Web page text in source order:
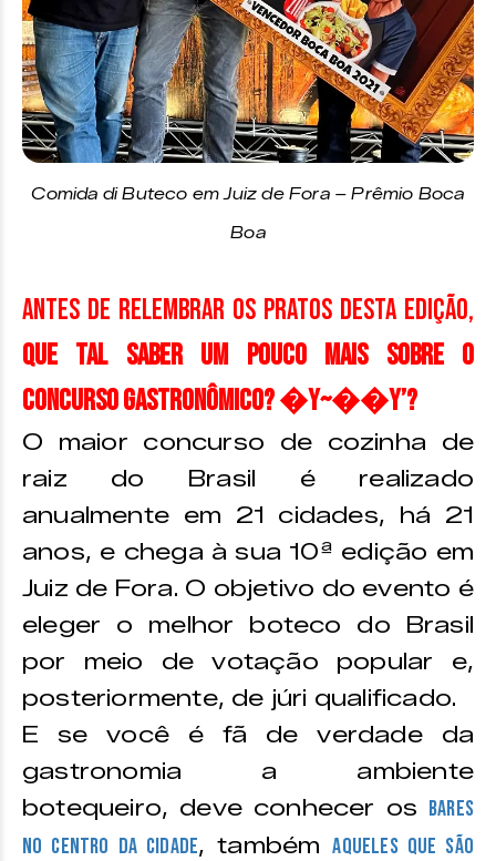
Comida di Buteco em Juiz de Fora – Prêmio Boca
Boa
Antes de relembrar os pratos desta edição,
que tal saber um pouco mais sobre o
concurso gastronômico? �Y~��Y’?
O maior concurso de cozinha de
raiz do Brasil é realizado
anualmente em 21 cidades, há 21
anos, e chega à sua 10ª edição em
Juiz de Fora. O objetivo do evento é
eleger o melhor boteco do Brasil
por meio de votação popular e,
posteriormente, de júri qualificado.
E se você é fã de verdade da
gastronomia a ambiente
botequeiro, deve conhecer os bares
no centro da cidade, tambémaqueles que são